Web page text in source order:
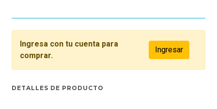
Ingresa con tu cuenta para
comprar.
Ingresar
DETALLES DE PRODUCTO